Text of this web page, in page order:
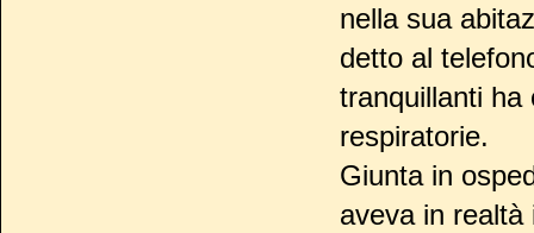
nella sua
detto al
tranquillanti ha
respiratorie.
Giunta in
aveva in